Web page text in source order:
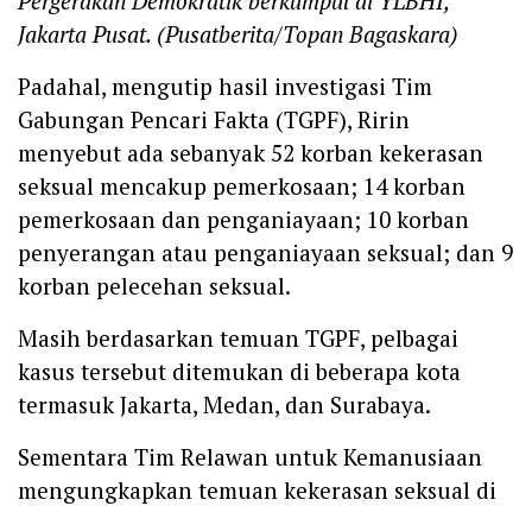
Jakarta Pusat. (Pusatberita/Topan Bagaskara)
Padahal, mengutip hasil investigasi Tim
Gabungan Pencari Fakta (TGPF), Ririn
menyebut ada sebanyak 52 korban kekerasan
seksual mencakup pemerkosaan; 14 korban
pemerkosaan dan penganiayaan; 10 korban
penyerangan atau penganiayaan seksual; dan 9
korban pelecehan seksual.
‎Masih berdasarkan temuan TGPF, pelbagai
kasus tersebut ditemukan di beberapa kota
termasuk Jakarta, Medan, dan Surabaya.‎
Sementara Tim Relawan untuk Kemanusiaan
mengungkapkan temuan kekerasan seksual di